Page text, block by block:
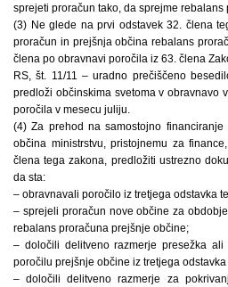
sprejeti proračun tako, da sprejme rebalans
(3) Ne glede na prvi odstavek 32. člena
proračun in prejšnja občina rebalans
člena po obravnavi poročila iz 63. člena
RS, št. 11/11 – uradno prečiščeno
predloži občinskima svetoma v obravnavo
poročila v mesecu juliju.
(4) Za prehod na samostojno
občina ministrstvu, pristojnemu za
člena tega zakona, predložiti ustrezno
da sta:
– obravnavali poročilo iz tretjega odstavka
– sprejeli proračun nove občine za
rebalans proračuna prejšnje občine;
– določili delitveno razmerje presežka
poročilu prejšnje občine iz tretjega
– določili delitveno razmerje za